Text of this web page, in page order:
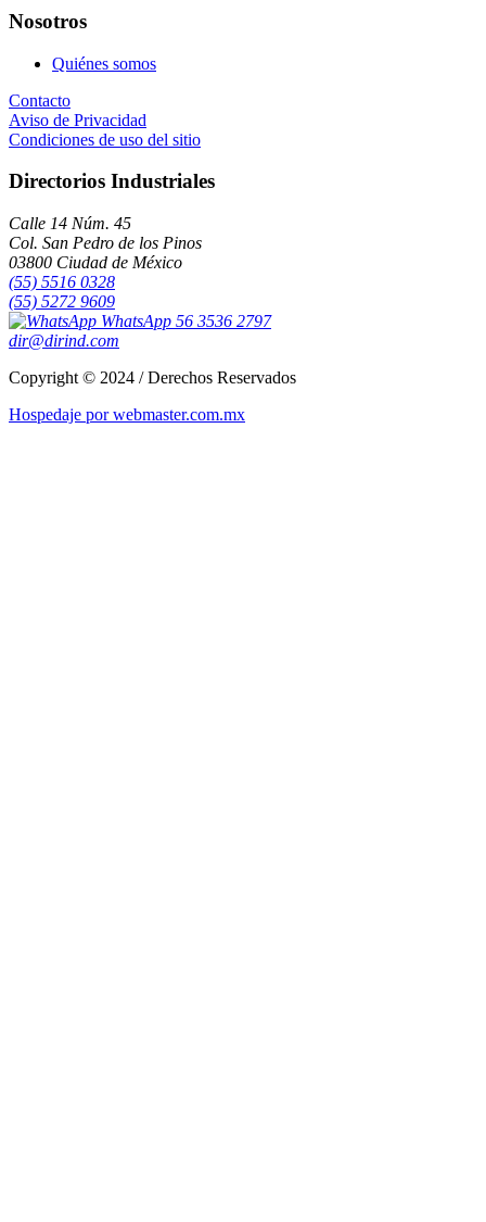
Nosotros
Quiénes somos
Contacto
Aviso de Privacidad
Condiciones de uso del sitio
Directorios Industriales
Calle 14 Núm. 45
Col. San Pedro de los Pinos
03800 Ciudad de México
(55) 5516 0328
(55) 5272 9609
WhatsApp 56 3536 2797
dir@dirind.com
Copyright © 2024 / Derechos Reservados
Hospedaje por webmaster.com.mx